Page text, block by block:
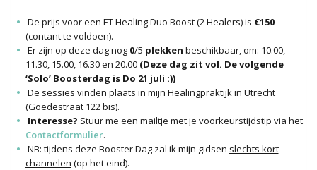
De prijs voor een ET Healing Duo Boost (2 Healers) is €150
(contant te voldoen).
Er zijn op deze dag nog 0/5 plekken beschikbaar, om: 10.00,
11.30, 15.00, 16.30 en 20.00 (Deze dag zit vol. De volgende
‘Solo’ Boosterdag is Do 21 juli :))
De sessies vinden plaats in mijn Healingpraktijk in Utrecht
(Goedestraat 122 bis).
Interesse? Stuur me een mailtje met je voorkeurstijdstip via het
Contactformulier.
NB: tijdens deze Booster Dag zal ik mijn gidsen slechts kort
channelen (op het eind).